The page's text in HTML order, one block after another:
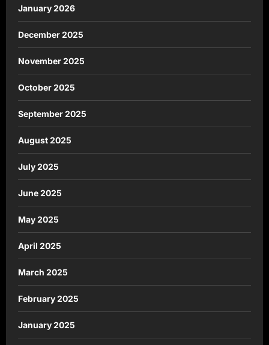
January 2026
December 2025
November 2025
October 2025
September 2025
August 2025
July 2025
June 2025
May 2025
April 2025
March 2025
February 2025
January 2025